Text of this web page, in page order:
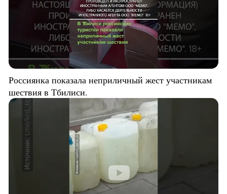
Россиянка показала неприличный жест участникам
шествия в Тбилиси.